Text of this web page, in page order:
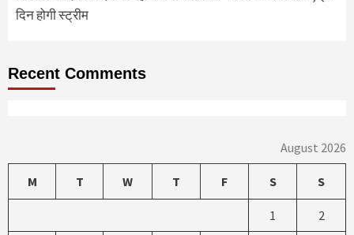
दिन होगी स्ट्रीम
Recent Comments
August 2026
M T W T F S S
1 2